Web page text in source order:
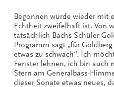
Begonnen wurde wieder mit
Echtheit zweifelhaft ist. Von
tatsächlich Bachs Schüler
Programm sagt „für
etwas zu schwach“. Ich
Fenster lehnen, ich bin auch
Stern am Generalbass-
dieser Sonate etwas neues,